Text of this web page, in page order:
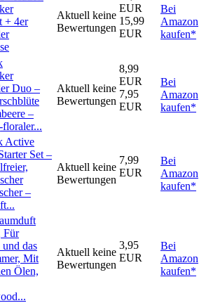
+ 4er
Aktuell keine
Bewertungen
EUR
15,99
EUR
Bei
Amazon
kaufen*
Duo –
–
Aktuell keine
Bewertungen
8,99
EUR
7,95
EUR
Bei
Amazon
kaufen*
Active
Set –
–
Aktuell keine
Bewertungen
7,99
EUR
Bei
Amazon
kaufen*
Für
und das
Mit
Ölen,
Aktuell keine
Bewertungen
3,95
EUR
Bei
Amazon
kaufen*